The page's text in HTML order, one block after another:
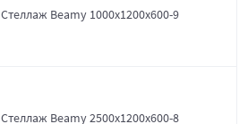
Стеллаж Beamy 1000x1200x600-9
Стеллаж Beamy 2500x1200x600-8